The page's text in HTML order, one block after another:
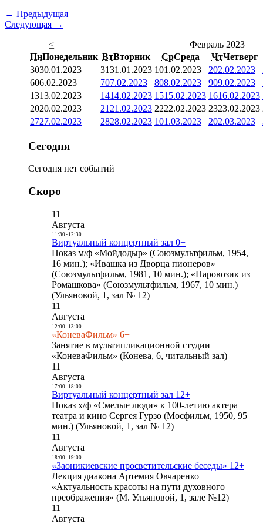
← Предыдущая
Следующая →
<
Февраль 2023
ПнПонедельник ВтВторник СрСреда ЧтЧетверг
3030.01.2023 3131.01.2023 101.02.2023 202.02.2023
606.02.2023 707.02.2023 808.02.2023 909.02.2023
1313.02.2023 1414.02.2023 1515.02.2023 1616.02.2023
2020.02.2023 21 21.02.2023 2222.02.2023 2323.02.2023
2727.02.2023 2828.02.2023 101.03.2023 202.03.2023
Сегодня
Сегодня нет событий
Скоро
11
Августа
11:30- 12:30
Виртуальный концертный зал 0+
Показ м/ф «Мойдодыр» (Союзмультфильм, 1954,
16 мин.); «Ивашка из Дворца пионеров»
(Союзмультфильм, 1981, 10 мин.); «Паровозик из
Ромашкова» (Союзмультфильм, 1967, 10 мин.)
(Ульяновой, 1, зал № 12)
11
Августа
12:00- 13:00
«КоневаФильм» 6+
Занятие в мультипликационной студии
«КоневаФильм» (Конева, 6, читальный зал)
11
Августа
17:00- 18:00
Виртуальный концертный зал 12+
Показ х/ф «Смелые люди» к 100-летию актера
театра и кино Сергея Гурзо (Мосфильм, 1950, 95
мин.) (Ульяновой, 1, зал № 12)
11
Августа
18:00- 19:00
«Заоникиевские просветительские беседы» 12+
Лекция диакона Артемия Овчаренко
«Актуальность красоты на пути духовного
преображения» (М. Ульяновой, 1, зале №12)
11
Августа